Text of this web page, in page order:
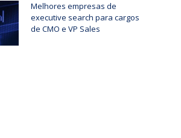
Melhores empresas de
executive search para cargos
de CMO e VP Sales